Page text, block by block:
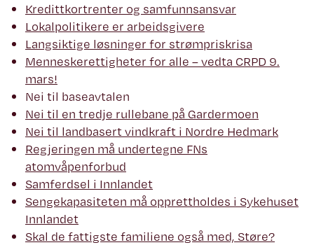
Kredittkortrenter og samfunnsansvar
Lokalpolitikere er arbeidsgivere
Langsiktige løsninger for strømpriskrisa
Menneskerettigheter for alle – vedta CRPD 9.
mars!
Nei til baseavtalen
Nei til en tredje rullebane på Gardermoen
Nei til landbasert vindkraft i Nordre Hedmark
Regjeringen må undertegne FNs
atomvåpenforbud
Samferdsel i Innlandet
Sengekapasiteten må opprettholdes i Sykehuset
Innlandet
Skal de fattigste familiene også med, Støre?